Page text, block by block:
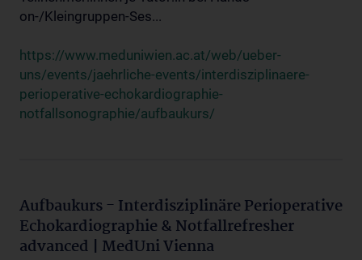
on-/Kleingruppen-Ses...
https://www.meduniwien.ac.at/web/ueber-
uns/events/jaehrliche-events/interdisziplinaere-
perioperative-echokardiographie-
notfallsonographie/aufbaukurs/
Aufbaukurs - Interdisziplinäre Perioperative
Echokardiographie & Notfallrefresher
advanced | MedUni Vienna